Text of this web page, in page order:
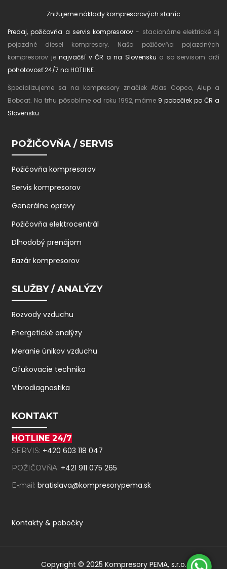
Znižujeme náklady kompresorových staníc
Predaj, požičovňa a servis kompresorov - stacionárne elektrické aj
pojazdné diesel kompresory. Naša požičovňa pojazdných
kompresorov jenajväčší v ČR a na Slovensku a so servisom drží
pohotovosť 24/7 na HOTLINE.
Špecializujeme sa na kompresory značiek Atlas Copco, Alup a
Bobcat. Na trhu pôsobíme od roku 1992, máme 9 pobočiek po ČR a
Slovensku.
POŽIČOVŇA / SERVIS
Požičovňa kompresorov
Servis kompresorov
Generálne opravy
Požičovňa elektrocentrál
Dlhodobý prenájom
Bazár kompresorov
SLUŽBY / ANALÝZY
Rozvody vzduchu
Energetické analýzy
Meranie únikov vzduchu
Ofukovacie technika
Vibrodiagnostika
KONTAKT
HOTLINE 24/7
SERVIS: +420 603 118 047
POŽIČOVŇA: +421 911 075 265
E-mail: bratislava@kompresorypema.sk
Kontakty & pobočky
Copyright © 2025 Kompresory PEMA, s.r.o.